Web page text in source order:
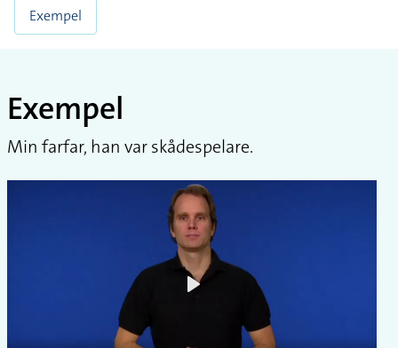
Exempel
Exempel
Min farfar, han var skådespelare.